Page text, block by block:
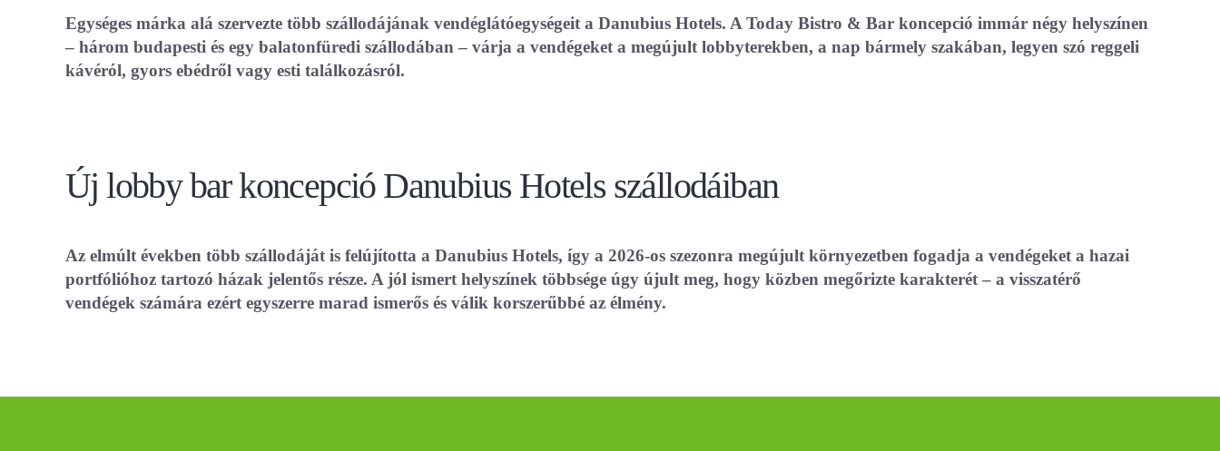
Egységes márka alá szervezte több szállodájának vendéglátóegységeit a Danubius Hotels. A Today Bistro & Bar koncepció immár négy helyszínen
– három budapesti és egy balatonfüredi szállodában – várja a vendégeket a megújult lobbyterekben, a nap bármely szakában, legyen szó reggeli
kávéról, gyors ebédről vagy esti találkozásról.
Új lobby bar koncepció Danubius Hotels szállodáiban
Az elmúlt években több szállodáját is felújította a Danubius Hotels, így a 2026-os szezonra megújult környezetben fogadja a vendégeket a hazai
portfólióhoz tartozó házak jelentős része. A jól ismert helyszínek többsége úgy újult meg, hogy közben megőrizte karakterét – a visszatérő
vendégek számára ezért egyszerre marad ismerős és válik korszerűbbé az élmény.